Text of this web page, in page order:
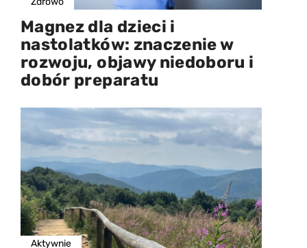
Magnez dla dzieci i
nastolatków: znaczenie w
rozwoju, objawy niedoboru i
dobór preparatu
Aktywnie